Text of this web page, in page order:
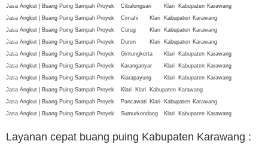
Jasa Angkut | Buang Puing Sampah Proyek
Cibalongsari Klari Kabupaten Karawang
Jasa Angkut | Buang Puing Sampah Proyek
Cimahi Klari Kabupaten Karawang
Jasa Angkut | Buang Puing Sampah Proyek
Curug Klari Kabupaten Karawang
Jasa Angkut | Buang Puing Sampah Proyek
Duren Klari Kabupaten Karawang
Jasa Angkut | Buang Puing Sampah Proyek
Gintungkerta Klari Kabupaten Karawang
Jasa Angkut | Buang Puing Sampah Proyek
Karanganyar Klari Kabupaten Karawang
Jasa Angkut | Buang Puing Sampah Proyek
Kiarapayung Klari Kabupaten Karawang
Jasa Angkut | Buang Puing Sampah Proyek
Klari Klari Kabupaten Karawang
Jasa Angkut | Buang Puing Sampah Proyek
Pancawati Klari Kabupaten Karawang
Jasa Angkut | Buang Puing Sampah Proyek
Sumurkondang Klari Kabupaten Karawang
Layanan cepat buang puing Kabupaten Karawang :